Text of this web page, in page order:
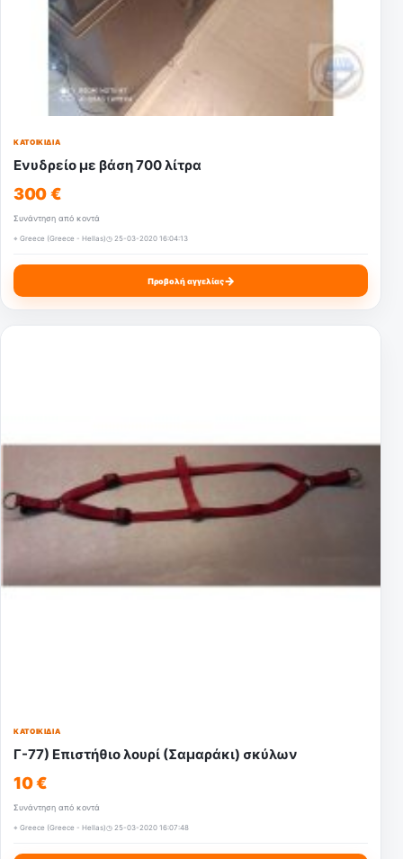
ΚΑΤΟΙΚΊΔΙΑ
Ενυδρείο με βάση 700 λίτρα
300 €
Συνάντηση από κοντά
⌖ Greece (Greece - Hellas)◷ 25-03-2020 16:04:13
Προβολή αγγελίας→
ΚΑΤΟΙΚΊΔΙΑ
Γ-77) Επιστήθιο λουρί (Σαμαράκι) σκύλων
10 €
Συνάντηση από κοντά
⌖ Greece (Greece - Hellas)◷ 25-03-2020 16:07:48